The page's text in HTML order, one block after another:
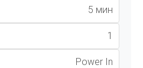
5 мин
1
Power In